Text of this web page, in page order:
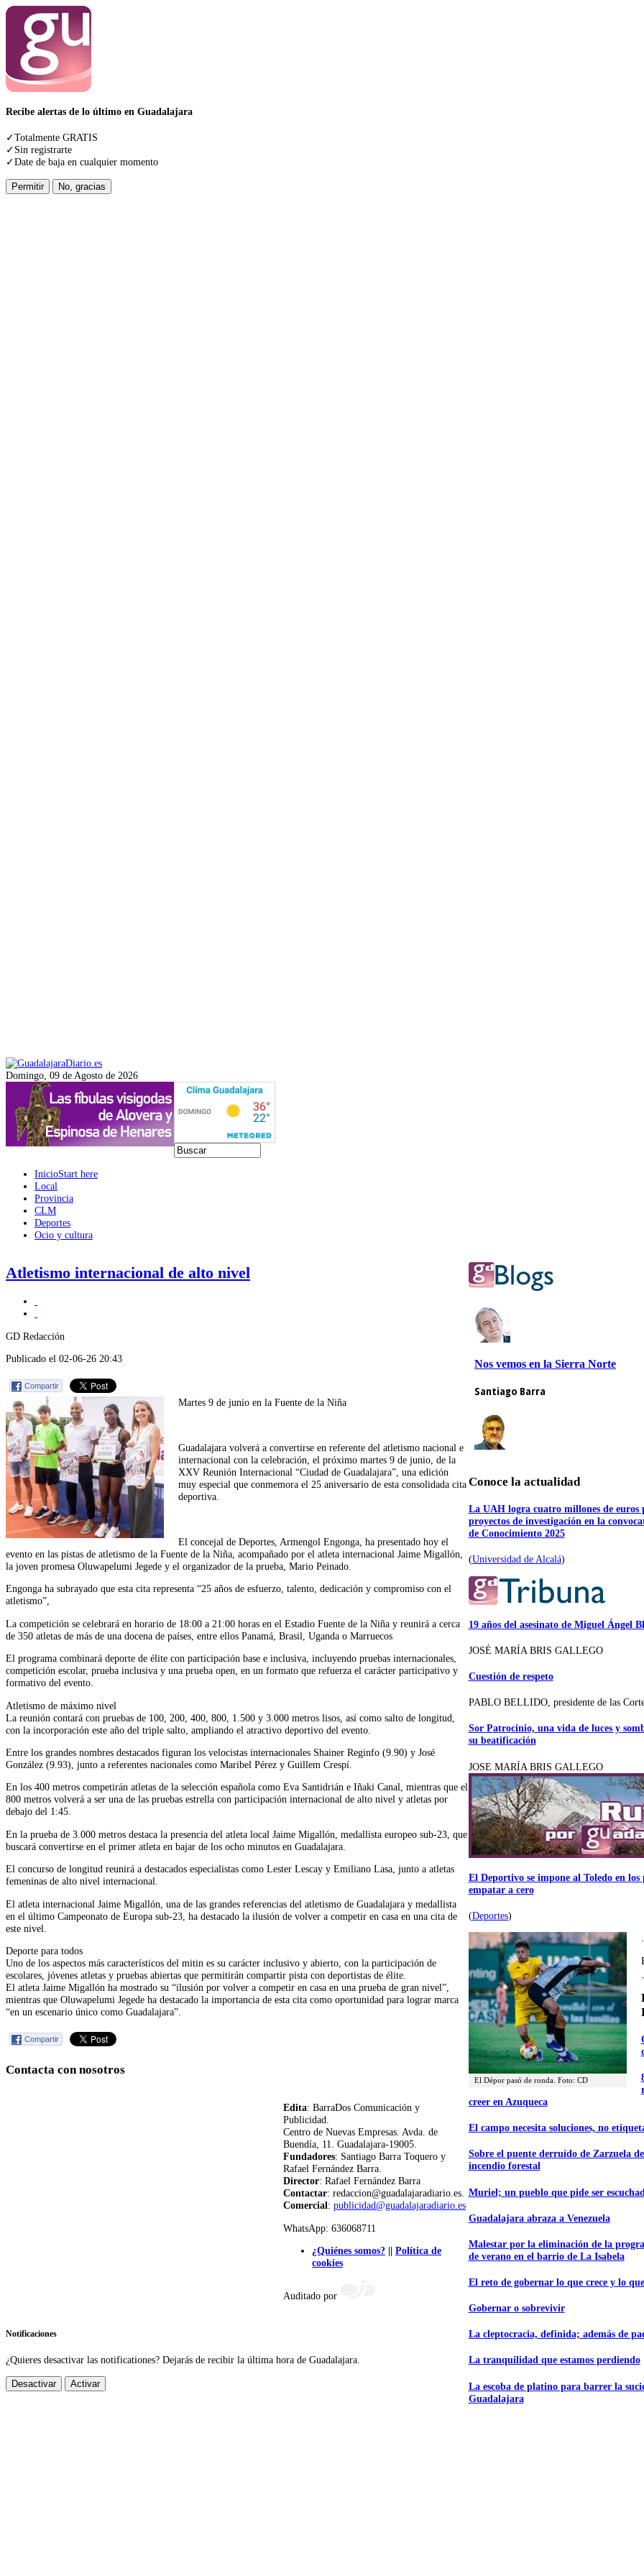
Recibe alertas de lo último en Guadalajara
✓Totalmente GRATIS
✓Sin registrarte
✓Date de baja en cualquier momento
Permitir No, gracias
Domingo, 09 de Agosto de 2026
InicioStart here
Local
Provincia
CLM
Deportes
Ocio y cultura
Atletismo internacional de alto nivel
GD Redacción
Publicado el 02-06-26 20:43
Compartir
Martes 9 de junio en la Fuente de la Niña
Guadalajara volverá a convertirse en referente del atletismo nacional e
internacional con la celebración, el próximo martes 9 de junio, de la
XXV Reunión Internacional “Ciudad de Guadalajara”, una edición
muy especial que conmemora el 25 aniversario de esta consolidada cita
deportiva.
El concejal de Deportes, Armengol Engonga, ha presentado hoy el
evento en las pistas de atletismo de la Fuente de la Niña, acompañado por el atleta internacional Jaime Migallón,
la joven promesa Oluwapelumi Jegede y el organizador de la prueba, Mario Peinado.
Engonga ha subrayado que esta cita representa “25 años de esfuerzo, talento, dedicación y compromiso con el
atletismo”,
La competición se celebrará en horario de 18:00 a 21:00 horas en el Estadio Fuente de la Niña y reunirá a cerca
de 350 atletas de más de una docena de países, entre ellos Panamá, Brasil, Uganda o Marruecos
El programa combinará deporte de élite con participación base e inclusiva, incluyendo pruebas internacionales,
competición escolar, prueba inclusiva y una prueba open, en un formato que refuerza el carácter participativo y
formativo del evento.
Atletismo de máximo nivel
La reunión contará con pruebas de 100, 200, 400, 800, 1.500 y 3.000 metros lisos, así como salto de longitud,
con la incorporación este año del triple salto, ampliando el atractivo deportivo del evento.
Entre los grandes nombres destacados figuran los velocistas internacionales Shainer Reginfo (9.90) y José
González (9.93), junto a referentes nacionales como Maribel Pérez y Guillem Crespí.
En los 400 metros competirán atletas de la selección española como Eva Santidrián e Iñaki Canal, mientras que el
800 metros volverá a ser una de las pruebas estrella con participación internacional de alto nivel y atletas por
debajo del 1:45.
En la prueba de 3.000 metros destaca la presencia del atleta local Jaime Migallón, medallista europeo sub-23, que
buscará convertirse en el primer atleta en bajar de los ocho minutos en Guadalajara.
El concurso de longitud reunirá a destacados especialistas como Lester Lescay y Emiliano Lasa, junto a atletas
femeninas de alto nivel internacional.
El atleta internacional Jaime Migallón, una de las grandes referencias del atletismo de Guadalajara y medallista
en el último Campeonato de Europa sub-23, ha destacado la ilusión de volver a competir en casa en una cita de
este nivel.
Deporte para todos
Uno de los aspectos más característicos del mitin es su carácter inclusivo y abierto, con la participación de
escolares, jóvenes atletas y pruebas abiertas que permitirán compartir pista con deportistas de élite.
El atleta Jaime Migallón ha mostrado su “ilusión por volver a competir en casa en una prueba de gran nivel”,
mientras que Oluwapelumi Jegede ha destacado la importancia de esta cita como oportunidad para lograr marca
“en un escenario único como Guadalajara”.
Compartir
Conoce la actualidad
La UAH logra cuatro millones de euros
proyectos de investigación en la
de Conocimiento 2025
(Universidad de Alcalá)
19 años del asesinato de Miguel Ángel
JOSÉ MARÍA BRIS GALLEGO
Cuestión de respeto
PABLO BELLIDO, presidente de las
Sor Patrocinio, una vida de luces y
su beatificación
JOSE MARÍA BRIS GALLEGO
El Deportivo se impone al Toledo en los
empatar a cero
(Deportes)
El Dépor pasó de ronda. Foto: CD
creer en Azuqueca
El campo necesita soluciones, no
Sobre el puente derruído de Zarzuela
incendio forestal
Muriel; un pueblo que pide ser
Guadalajara abraza a Venezuela
Malestar por la eliminación de la
de verano en el barrio de La Isabela
El reto de gobernar lo que crece y lo
Gobernar o sobrevivir
La cleptocracia, definida; además de
La tranquilidad que estamos perdiendo
La escoba de platino para barrer la
Guadalajara
Contacta con nosotros
Edita: BarraDos Comunicación y
Publicidad.
Centro de Nuevas Empresas. Avda. de
Buendía, 11. Guadalajara-19005.
Fundadores: Santiago Barra Toquero y
Rafael Fernández Barra.
Director: Rafael Fernández Barra
Contactar: redaccion@guadalajaradiario.es.
Comercial: publicidad@guadalajaradiario.es
WhatsApp: 636068711
¿Quiénes somos? || Política de
cookies
Auditado por
Notificaciones
¿Quieres desactivar las notificationes? Dejarás de recibir la última hora de Guadalajara.
Desactivar Activar